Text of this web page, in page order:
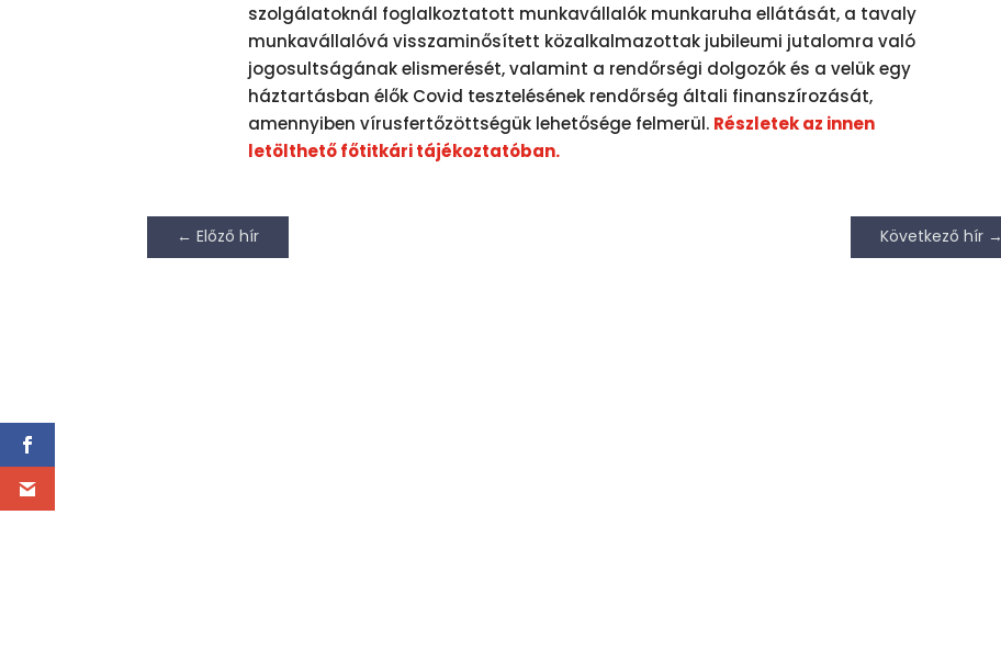
szolgálatoknál foglalkoztatott munkavállalók munkaruha ellátását, a tavaly
munkavállalóvá visszaminősített közalkalmazottak jubileumi jutalomra való
jogosultságának elismerését, valamint a rendőrségi dolgozók és a velük egy
háztartásban élők Covid tesztelésének rendőrség általi finanszírozását,
amennyiben vírusfertőzöttségük lehetősége felmerül. Részletek az innen
letölthető főtitkári tájékoztatóban.
←Előző hír Következő hír→